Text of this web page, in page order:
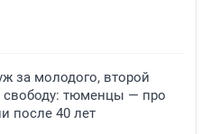
за молодого, второй
свободу: тюменцы — про
после 40 лет